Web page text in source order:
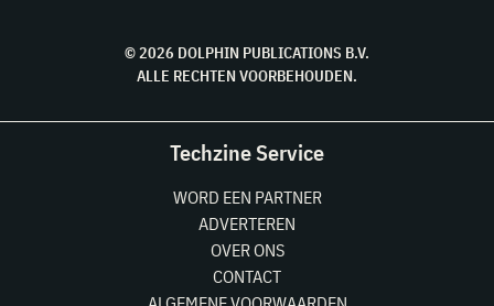
© 2026 DOLPHIN PUBLICATIONS B.V.
ALLE RECHTEN VOORBEHOUDEN.
Techzine Service
WORD EEN PARTNER
ADVERTEREN
OVER ONS
CONTACT